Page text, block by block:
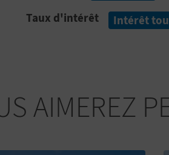
Taux d'intérêt
Intérêt
AIMEREZ